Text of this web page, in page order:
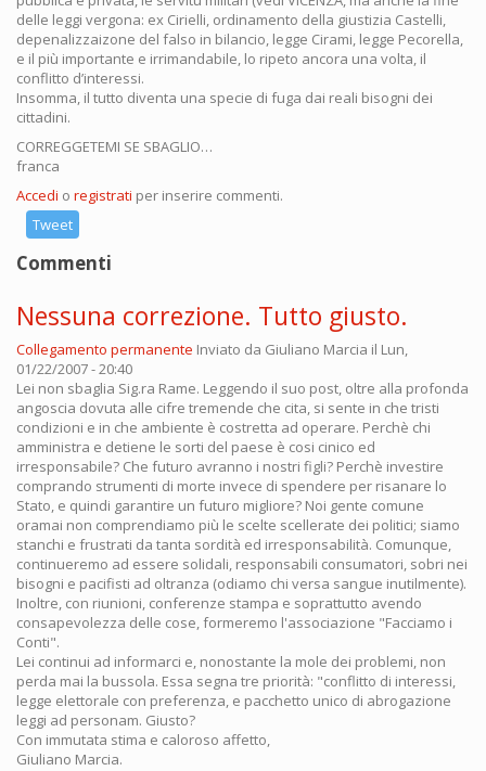
delle leggi vergona: ex Cirielli, ordinamento della giustizia Castelli,
depenalizzaizone del falso in bilancio, legge Cirami, legge Pecorella,
e il più importante e irrimandabile, lo ripeto ancora una volta, il
conflitto d’interessi.
Insomma, il tutto diventa una specie di fuga dai reali bisogni dei
cittadini.
CORREGGETEMI SE SBAGLIO…
franca
Accedi o registrati per inserire commenti.
Tweet
Commenti
Nessuna correzione. Tutto giusto.
Collegamento permanente Inviato da Giuliano Marcia il Lun,
01/22/2007 - 20:40
Lei non sbaglia Sig.ra Rame. Leggendo il suo post, oltre alla profonda
angoscia dovuta alle cifre tremende che cita, si sente in che tristi
condizioni e in che ambiente è costretta ad operare. Perchè chi
amministra e detiene le sorti del paese è cosi cinico ed
irresponsabile? Che futuro avranno i nostri figli? Perchè investire
comprando strumenti di morte invece di spendere per risanare lo
Stato, e quindi garantire un futuro migliore? Noi gente comune
oramai non comprendiamo più le scelte scellerate dei politici; siamo
stanchi e frustrati da tanta sordità ed irresponsabilità. Comunque,
continueremo ad essere solidali, responsabili consumatori, sobri nei
bisogni e pacifisti ad oltranza (odiamo chi versa sangue inutilmente).
Inoltre, con riunioni, conferenze stampa e soprattutto avendo
consapevolezza delle cose, formeremo l'associazione "Facciamo i
Conti".
Lei continui ad informarci e, nonostante la mole dei problemi, non
perda mai la bussola. Essa segna tre priorità: "conflitto di interessi,
legge elettorale con preferenza, e pacchetto unico di abrogazione
leggi ad personam. Giusto?
Con immutata stima e caloroso affetto,
Giuliano Marcia.